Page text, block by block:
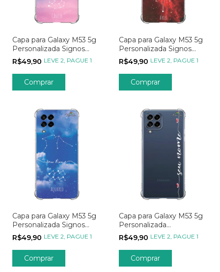
Capa para Galaxy M53 5g
Personalizada Signos
Constelação de Câncer
R$49,90 LEVE 2, PAGUE 1
Capa para Galaxy M53 5g
Personalizada Signos
Constelação de Áries
R$49,90 LEVE 2, PAGUE 1
Capa para Galaxy M53 5g
Personalizada Signos
Constelação de Aquário
R$49,90 LEVE 2, PAGUE 1
Capa para Galaxy M53 5g
Personalizada
Minimalistas Nome
Lateral com Corações
R$49,90 LEVE 2, PAGUE 1